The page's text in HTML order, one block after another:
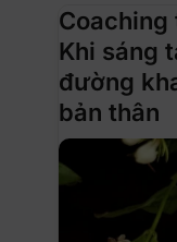
Coaching
Khi sáng
đường
bản thân